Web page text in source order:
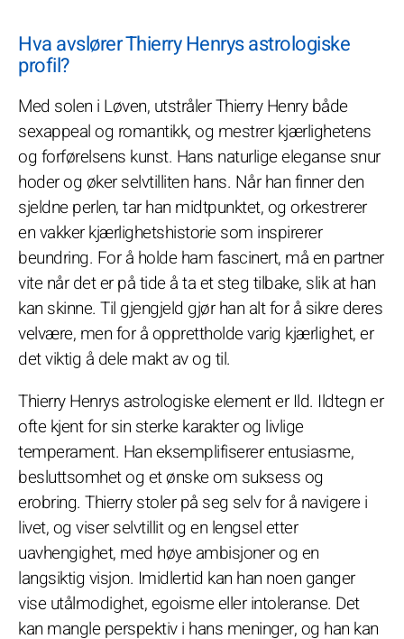
Hva avslører Thierry Henrys astrologiske
profil?
Med solen i Løven, utstråler Thierry Henry både
sexappeal og romantikk, og mestrer kjærlighetens
og forførelsens kunst. Hans naturlige eleganse snur
hoder og øker selvtilliten hans. Når han finner den
sjeldne perlen, tar han midtpunktet, og orkestrerer
en vakker kjærlighetshistorie som inspirerer
beundring. For å holde ham fascinert, må en partner
vite når det er på tide å ta et steg tilbake, slik at han
kan skinne. Til gjengjeld gjør han alt for å sikre deres
velvære, men for å opprettholde varig kjærlighet, er
det viktig å dele makt av og til.
Thierry Henrys astrologiske element er Ild. Ildtegn er
ofte kjent for sin sterke karakter og livlige
temperament. Han eksemplifiserer entusiasme,
besluttsomhet og et ønske om suksess og
erobring. Thierry stoler på seg selv for å navigere i
livet, og viser selvtillit og en lengsel etter
uavhengighet, med høye ambisjoner og en
langsiktig visjon. Imidlertid kan han noen ganger
vise utålmodighet, egoisme eller intoleranse. Det
kan mangle perspektiv i hans meninger, og han kan